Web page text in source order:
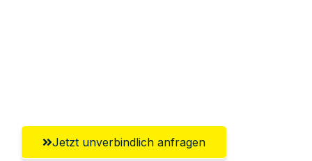
Jetzt unverbindlich anfragen